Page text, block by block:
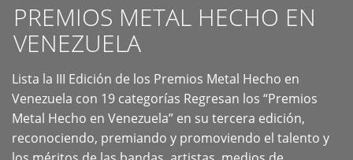
PREMIOS METAL HECHO EN
VENEZUELA
Lista la III Edición de los Premios Metal Hecho en
Venezuela con 19 categorías Regresan los “Premios
Metal Hecho en Venezuela” en su tercera edición,
reconociendo, premiando y promoviendo el talento y
+